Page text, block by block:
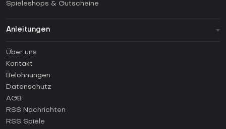
Spieleshops & Gutscheine
Anleitungen
Anleitungen
Wie aktiviert man einen Steam CD Key?
Wie aktiviert man einen Epic Games CD Key?
Wie aktiviert man einen GOG CD Key?
Wie aktiviert man einen Ubisoft Connect CD Key?
Über uns
Kontakt
Belohnungen
Datenschutz
AGB
RSS Nachrichten
RSS Spiele